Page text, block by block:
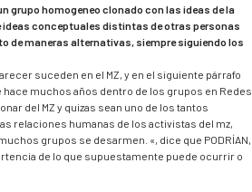
grupo homogeneo clonado con las ideas de la
ideas conceptuales distintas de otras personas
de maneras alternativas, siempre siguiendo los
suceden en el MZ, y en el siguiente párrafo
muchos años dentro de los grupos en Redes
del MZ y quizas sean uno de los tantos
relaciones humanas de los activistas del mz,
grupos se desarmen. «, dice que PODRÍAN,
de lo que supuestamente puede ocurrir o